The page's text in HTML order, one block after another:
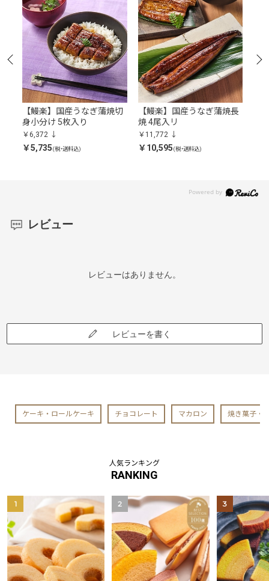
【鰻楽】国産うなぎ蒲焼切
身小分け 5枚入り
￥6,372
￥5,735(税・送料込)
【鰻楽】国産うなぎ蒲焼長
焼 4尾入リ
￥11,772
￥10,595(税・送料込)
レビュー
レビューはありません。
レビューを書く
ケーキ・ロールケーキ チョコレート マカロン 焼き菓子・
人気ランキング
RANKING
1 2 3